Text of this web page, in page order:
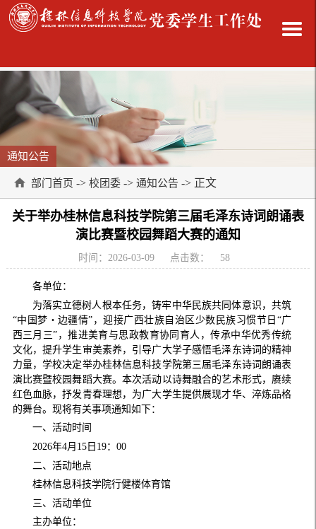
通知公告
部门首页 -> 校团委 -> 通知公告 -> 正文
关于举办桂林信息科技学院第三届毛泽东诗词朗诵表
演比赛暨校园舞蹈大赛的通知
时间：2026-03-09 点击数： 58
各单位：
为落实立德树人根本任务，铸牢中华民族共同体意识，共筑
“中国梦・边疆情”，迎接广西壮族自治区少数民族习惯节日“广
西三月三”，推进美育与思政教育协同育人，传承中华优秀传统
文化，提升学生审美素养，引导广大学子感悟毛泽东诗词的精神
力量，学校决定举办桂林信息科技学院第三届毛泽东诗词朗诵表
演比赛暨校园舞蹈大赛。本次活动以诗舞融合的艺术形式，赓续
红色血脉，抒发青春理想，为广大学生提供展现才华、淬炼品格
的舞台。现将有关事项通知如下：
一、活动时间
2026年4月15日19：00
二、活动地点
桂林信息科技学院行健楼体育馆
三、活动单位
主办单位：